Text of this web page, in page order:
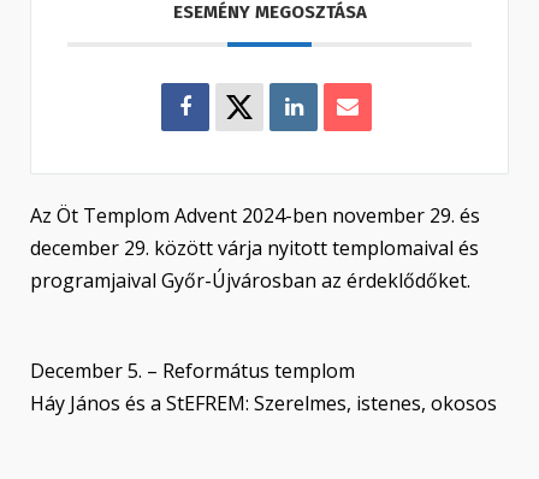
Az Öt Templom Advent 2024-ben november 29. és
december 29. között várja nyitott templomaival és
programjaival Győr-Újvárosban az érdeklődőket.
December 5. – Református templom
Háy János és a StEFREM: Szerelmes, istenes, okosos
ESEMÉNY MEGOSZTÁSA